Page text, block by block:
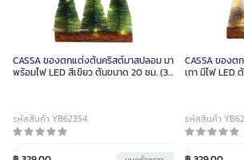
CASSA ของตกแต่งต้นคริสต์มาสปลอม มา
พร้อมไฟ LED สีเขียว ต้นขนาด 20 ซม. (3
รหัสสินค้า YB62354
CASSA ของ
เทา มีไฟ LED
รหัสสินค้า